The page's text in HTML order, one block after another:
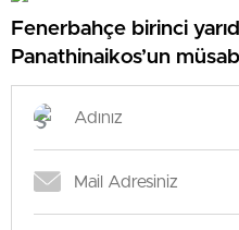
Fenerbahçe birinci
Panathinaikos’un
Misli’den Günün